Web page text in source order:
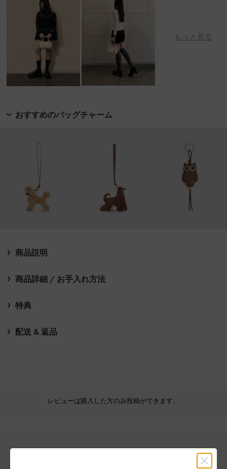
もっと見る
おすすめのバッグチャーム
商品説明
商品詳細 / お手入れ方法
特典
配送 & 返品
レビューは購入した方のみ投稿ができます。